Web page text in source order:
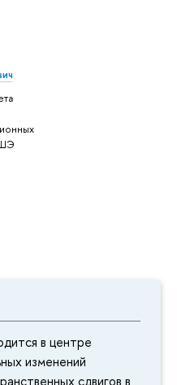
в центре
изменений
сдвигов в